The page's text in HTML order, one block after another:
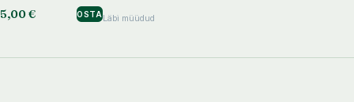
5,00 € OSTA Läbi müüdud